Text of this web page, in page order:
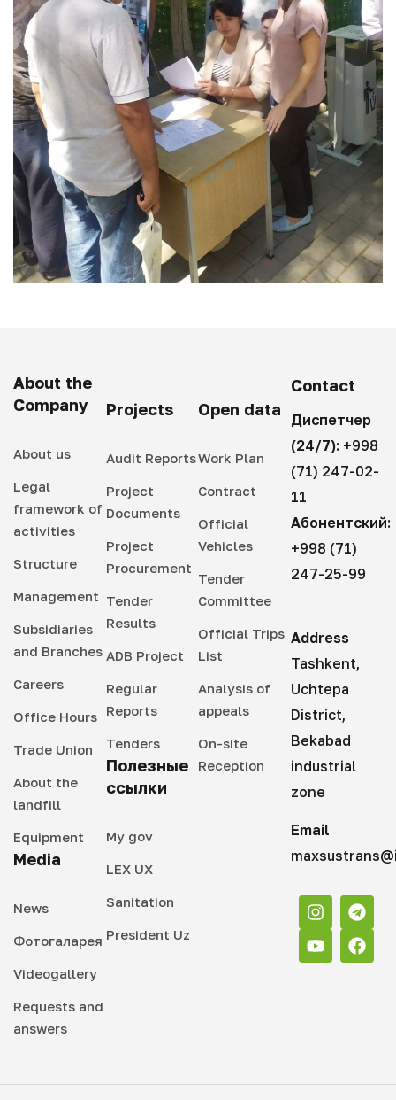
About the
Company
About us
Legal
framework of
activities
Structure
Management
Subsidiaries
and Branches
Careers
Office Hours
Trade Union
About the
landfill
Equipment
Media
News
Фотогаларея
Videogallery
Requests and
answers
Projects
Audit Reports
Project
Documents
Project
Procurement
Tender
Results
ADB Project
Regular
Reports
Tenders
Полезные
ссылки
My gov
LEX UX
Sanitation
President Uz
Open data
Work Plan
Contract
Official
Vehicles
Tender
Committee
Official Trips
List
Analysis of
appeals
On-site
Reception
Contact
Диспетчер
(24/7): +998
(71) 247-02-
11
Абонентский:
+998 (71)
247-25-99
Address
Tashkent,
Uchtepa
District,
Bekabad
industrial
zone
Email